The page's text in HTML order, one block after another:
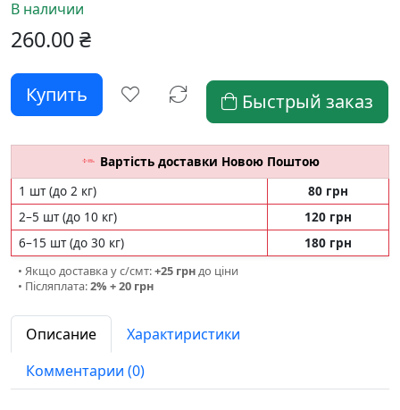
В наличии
260.00₴
Быстрый заказ
Вартість доставки Новою Поштою
1 шт (до 2 кг)
80 грн
2–5 шт (до 10 кг)
120 грн
6–15 шт (до 30 кг)
180 грн
• Якщо доставка у с/смт:+25 грн до ціни
• Післяплата:2% + 20 грн
Описание
Характиристики
Комментарии (0)